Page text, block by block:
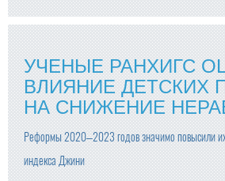
УЧЕНЫЕ РАНХИГС
ВЛИЯНИЕ ДЕТСКИХ
НА СНИЖЕНИЕ
Реформы 2020–2023 годов значимо повысили
индекса Джини